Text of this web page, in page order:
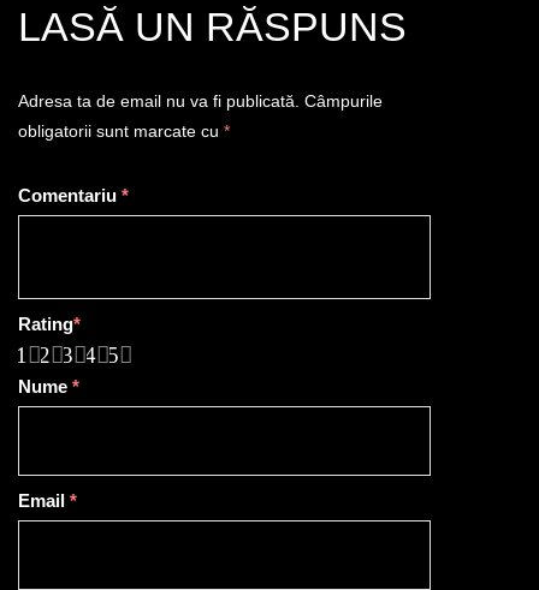
LASĂ UN RĂSPUNS
Adresa ta de email nu va fi publicată. Câmpurile
obligatorii sunt marcate cu *
Comentariu *
Rating*
5
4
3
2
1
Nume *
Email *